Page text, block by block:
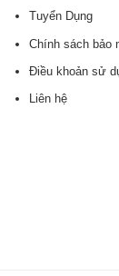
Tuyển Dụng
Chính sách bảo
Điều khoản sử
Liên hệ